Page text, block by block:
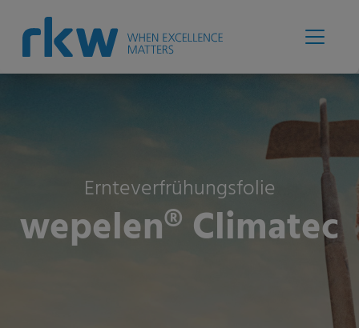
Ernteverfrühungsfolie
wepelen® Climatec